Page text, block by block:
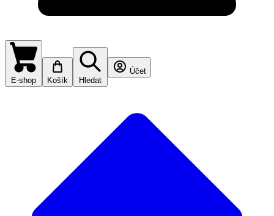
E-shop Košík Hledat
Účet